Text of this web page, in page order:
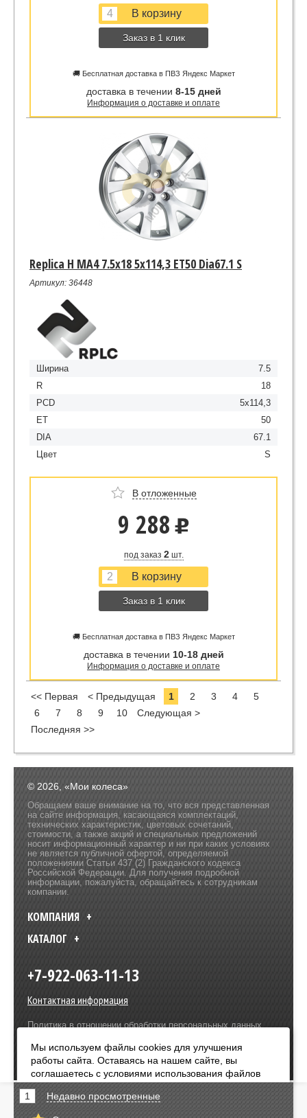
Заказ в 1 клик
🚚 Бесплатная доставка в ПВЗ Яндекс Маркет
доставка в течении 8-15 дней
Информация о доставке и оплате
Replica H MA4 7.5x18 5x114,3 ET50 Dia67.1 S
Артикул: 36448
Ширина
7.5
R
18
PCD
5x114,3
ET
50
DIA
67.1
Цвет
S
В отложенные
9 288 u
под заказ 2шт.
Заказ в 1 клик
🚚 Бесплатная доставка в ПВЗ Яндекс Маркет
доставка в течении 10-18 дней
Информация о доставке и оплате
<< Первая < Предыдущая 1 2 3 4
5
6
7 8 9 10
Следующая >
Последняя >>
© 2026, «Мои колеса»
Обращаем ваше внимание на то, что вся представленная
на сайте информация, касающаяся комплектаций,
технических характеристик, цветовых сочетаний,
стоимости, а также акций и специальных предложений
носит информационный характер и ни при каких условиях
не является публичной офертой, определяемой
положениями Статьи 437 (2) Гражданского кодекса
Российской Федерации. Для получения подробной
информации, пожалуйста, обращайтесь к сотрудникам
компании.
КОМПАНИЯ
Оплата:
КАТАЛОГ
+7-922-063-11-13
Контактная информация
Политика в отношении обработки персональных данных
1 Недавно просмотренные
Мы используем файлы cookies для улучшения
работы сайта. Оставаясь на нашем сайте, вы
соглашаетесь с условиями использования файлов
cookies. Чтобы ознакомиться с нашими Положениями
о конфиденциальности и об использовании файлов
cookie,